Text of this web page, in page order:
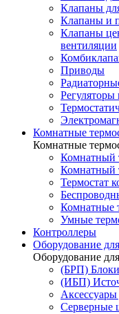
Клапаны
Клапаны и
Клапаны
вентиляции
Приводы
Регуляторы
Комнатные
Комнатные
Комнатный
Комнатный
Термостат
Комнатные
Умные
Контроллеры
Оборудование
Оборудование
(БРП) Блоки
(ИБП)
Серверные